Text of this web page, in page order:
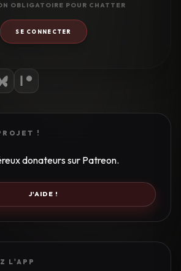
OBLIGATOIRE POUR CHATTER
SE CONNECTER
!
donateurs sur Patreon.
J'AIDE !
L'APP